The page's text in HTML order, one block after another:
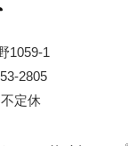
1059-1
2805
定休